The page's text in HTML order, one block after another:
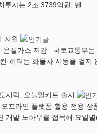
투자는 2조 3739억원, 벤…
지원
실가스 저감 국토교통부
·히터는 화물차 시동을 걸지
시락, 오늘밀키트 출시
오프라인 플랫폼 활용 전용
개발 노하우를 접목해 요일